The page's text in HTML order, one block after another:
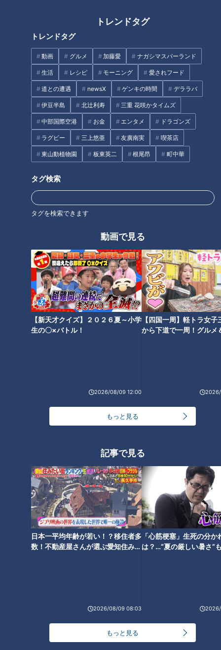
トレンドタグ
トレンドタグ
動画 グルメ 加藤愛 ナガシマスパーランド
生活 レシピ モーニング 愛されフード
道との遭遇 newsX ゲンキの時間 デララバ
伊豆半島 北辻利寿 三重 花咲かタイムズ
中部国際空港 お金 エンタメ ドラゴンズ
ラグビー 三上悠亜 友廣南実 喫茶店
東山動植物園 板東英二 根尾昂 町中華
タグ検索
タグを検索できます
動画で見る
【新天才クイズ】２０２６夏～小学
生の〇×バトル！
2026/08/09 12:00
【四国一周】軽トラ女子
から下道で一周！グルメ
もっと見る
記事で見る
日本一平均年齢が若い！？移住者多
数！不動産屋さんが選ぶ愛知住みた
2026/08/09 08:03
「心筋梗塞」生死の分か
は？…“夏の厳しい暑さ”
もっと見る
佇む“謎の鳥居”！？岐阜にある
かつての軍需工場を道マニアが
紹介
【秋の行楽WEEK】無料でゾウ
に会える動物園！？岡崎「東公
園」【チャント！】
イケメンや美女からの告白
も？ 大人のカプセルトイの世
界！
タグ
チャント！
オススメ関連コンテンツ
年間27万個売れるカラフルな映
映える「天空のポスト」はどこ
昭和レトロ★映えスイーツ！贈
るのももらうのも大満足！あま
～い！【デパチャン】
東海地方でボリビアのウユニ塩